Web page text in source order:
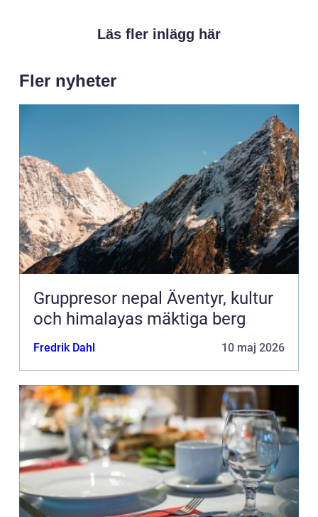
Läs fler inlägg här
Fler nyheter
Gruppresor nepal Äventyr, kultur
och himalayas mäktiga berg
Fredrik Dahl 10 maj 2026